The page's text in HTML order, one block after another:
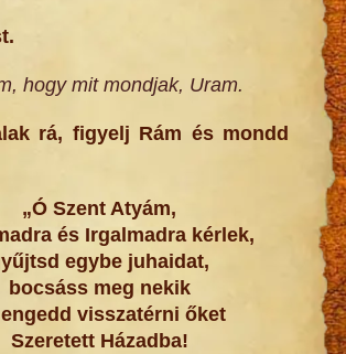
hogy mit mondjak, Uram.
rá, figyelj Rám és mondd
„Ó Szent Atyám,
és Irgalmadra kérlek,
egybe juhaidat,
bocsáss meg nekik
visszatérni őket
Szeretett Házadba!